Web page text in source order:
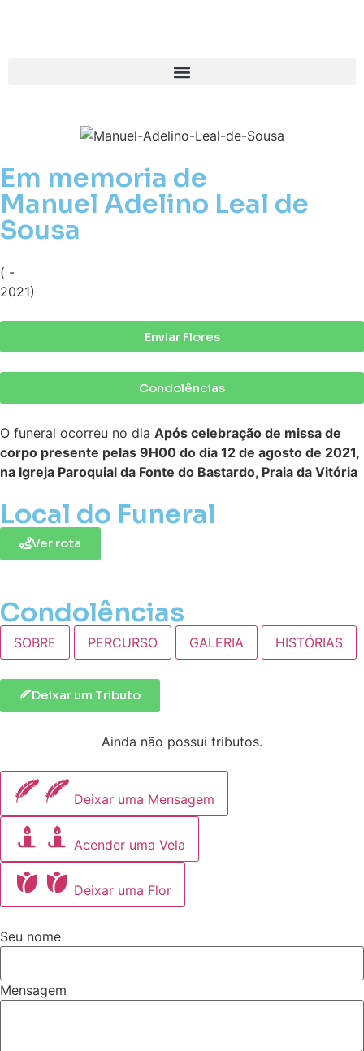
Em memoria de
Manuel Adelino Leal de
Sousa
( -
2021)
Enviar Flores
Condolências
O funeral ocorreu no dia Após celebração de missa de
corpo presente pelas 9H00 do dia 12 de agosto de 2021,
na Igreja Paroquial da Fonte do Bastardo, Praia da Vitória
Local do Funeral
Ver rota
Condolências
SOBRE PERCURSO GALERIA HISTÓRIAS
Deixar um Tributo
Ainda não possui tributos.
Deixar uma Mensagem
Acender uma Vela
Deixar uma Flor
Seu nome
Mensagem